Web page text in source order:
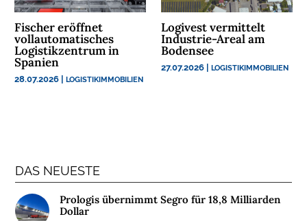
N
T
E
R
N
E
Fischer eröffnet
vollautomatisches
Logistikzentrum in
Spanien
28.07.2026 |LOGISTIKIMMOBILIEN
Logivest vermittelt
Industrie-Areal am
Bodensee
27.07.2026 |LOGISTIKIMMOBILIEN
DAS NEUESTE
Prologis übernimmt Segro für 18,8 Milliarden
Dollar